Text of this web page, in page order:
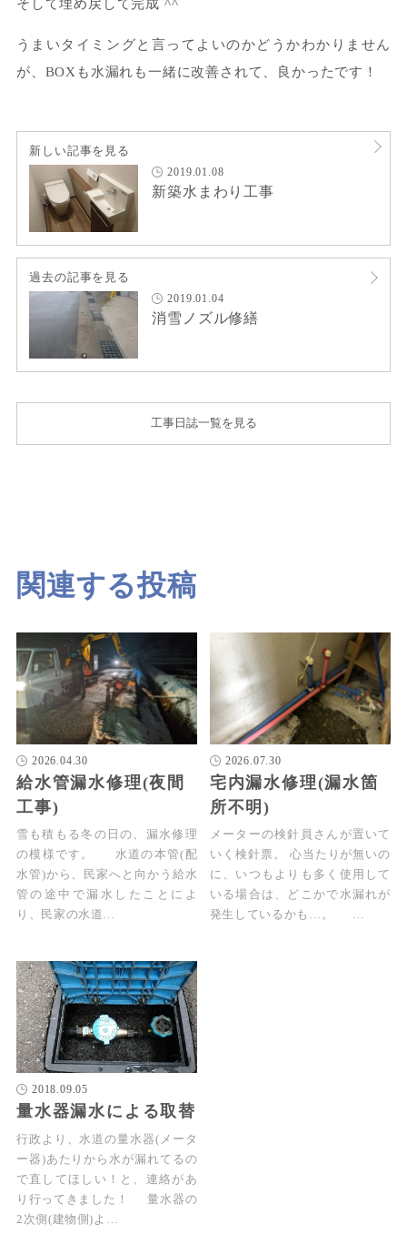
そして埋め戻して完成 ^^
うまいタイミングと言ってよいのかどうかわかりません
が、BOXも水漏れも一緒に改善されて、良かったです！
新しい記事を見る
2019.01.08
新築水まわり工事
過去の記事を見る
2019.01.04
消雪ノズル修繕
工事日誌一覧を見る
関連する投稿
2026.04.30
給水管漏水修理(夜間
工事)
雪も積もる冬の日の、漏水修理
の模様です。 水道の本管(配
水管)から、民家へと向かう給水
管の途中で漏水したことによ
り、民家の水道…
2026.07.30
宅内漏水修理(漏水箇
所不明)
メーターの検針員さんが置いて
いく検針票。 心当たりが無いの
に、いつもよりも多く使用して
いる場合は、どこかで水漏れが
発生しているかも…。 …
2018.09.05
量水器漏水による取替
行政より、水道の量水器(メータ
ー器)あたりから水が漏れてるの
で直してほしい！と、連絡があ
り行ってきました！ 量水器の
2次側(建物側)よ…